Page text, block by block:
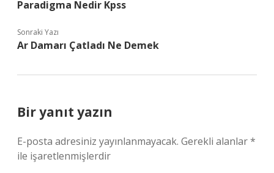
Paradigma Nedir Kpss
Sonraki Yazı
Ar Damarı Çatladı Ne Demek
Bir yanıt yazın
E-posta adresiniz yayınlanmayacak. Gerekli alanlar*
ile işaretlenmişlerdir